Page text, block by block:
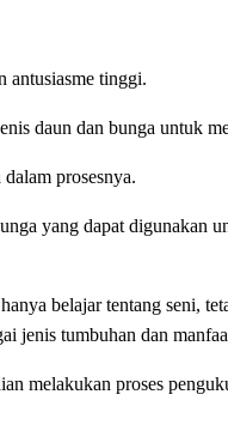
antusiasme tinggi.
daun dan bunga untuk
prosesnya.
yang dapat
belajar tentang
jenis tumbuhan dan
melakukan proses